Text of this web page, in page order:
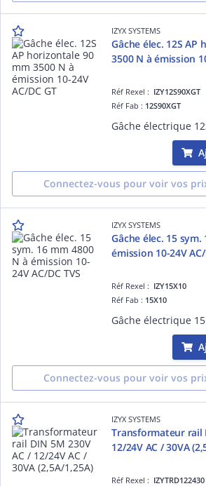
IZYX SYSTEMS
Gâche élec. 12S
3500 N à émission
Réf Rexel : IZY12S90XGT
Réf Fab : 12S90XGT
Connectez-vous pour voir vos
IZYX SYSTEMS
Gâche élec. 15 sym.
émission 10-24V AC/
Réf Rexel : IZY15X10
Réf Fab : 15X10
Connectez-vous pour voir vos
IZYX SYSTEMS
Transformateur rail
12/24V AC / 30VA
Réf Rexel : IZYTRD122430